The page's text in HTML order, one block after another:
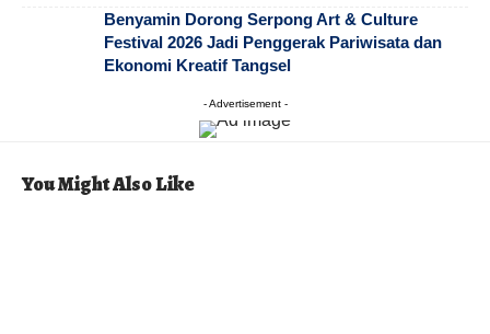
Benyamin Dorong Serpong Art & Culture
Festival 2026 Jadi Penggerak Pariwisata dan
Ekonomi Kreatif Tangsel
- Advertisement -
You Might Also Like